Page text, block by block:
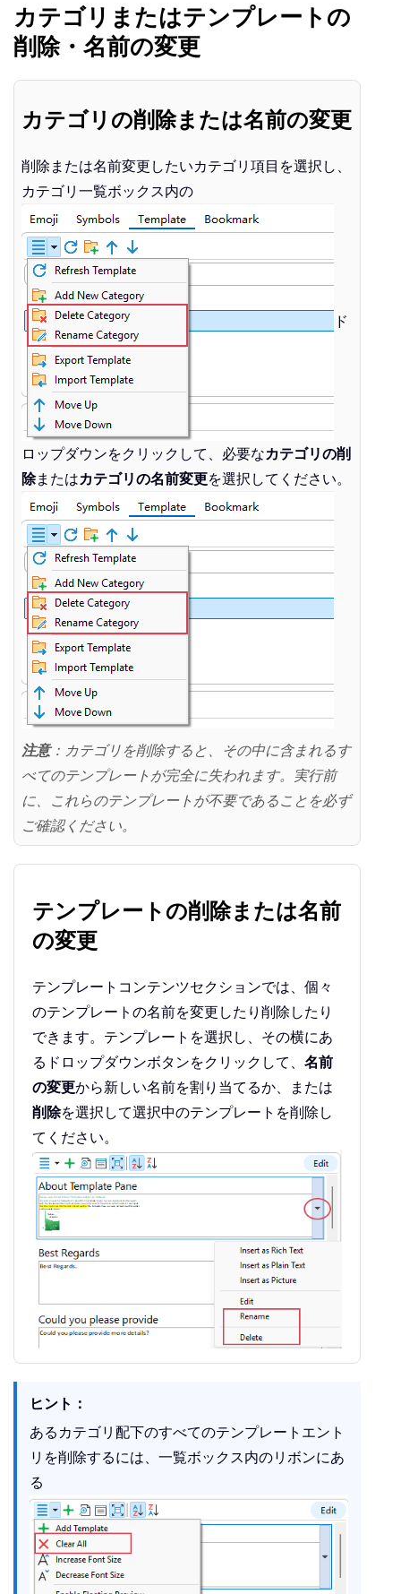
カテゴリまたはテンプレートの
削除・名前の変更
カテゴリの削除または名前の変更
削除または名前変更したいカテゴリ項目を選択し、
カテゴリ一覧ボックス内の
ド
ロップダウンをクリックして、必要なカテゴリの削
除またはカテゴリの名前変更を選択してください。
注意：カテゴリを削除すると、その中に含まれるす
べてのテンプレートが完全に失われます。実行前
に、これらのテンプレートが不要であることを必ず
ご確認ください。
テンプレートの削除または名前
の変更
テンプレートコンテンツセクションでは、個々
のテンプレートの名前を変更したり削除したり
できます。テンプレートを選択し、その横にあ
るドロップダウンボタンをクリックして、 名前
の変更から新しい名前を割り当てるか、または
削除を選択して選択中のテンプレートを削除し
てください。
ヒント：
あるカテゴリ配下のすべてのテンプレートエント
リを削除するには、一覧ボックス内のリボンにあ
る